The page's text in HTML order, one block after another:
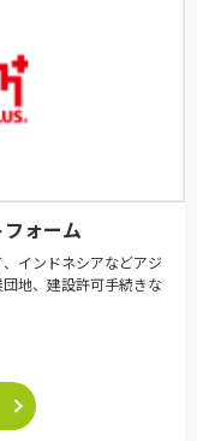
ォーム
インドネシアなどアジ
地、建設許可手続きな